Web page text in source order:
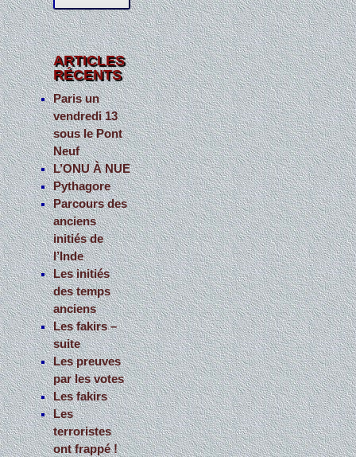
c
h
e
r
c
h
e
r
:
ARTICLES
RÉCENTS
Paris un
vendredi 13
sous le Pont
Neuf
L’ONU À NUE
Pythagore
Parcours des
anciens
initiés de
l’Inde
Les initiés
des temps
anciens
Les fakirs –
suite
Les preuves
par les votes
Les fakirs
Les
terroristes
ont frappé !